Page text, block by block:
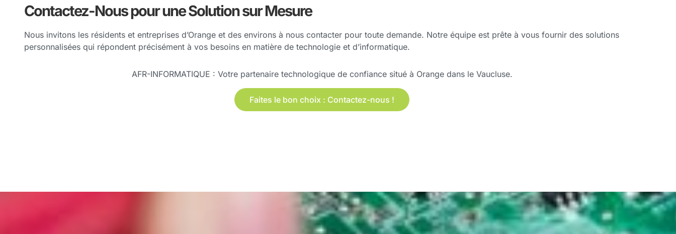
Contactez-Nous pour une Solution sur Mesure
Nous invitons les résidents et entreprises d’Orange et des environs à nous contacter pour toute demande. Notre équipe est prête à vous fournir des solutions
personnalisées qui répondent précisément à vos besoins en matière de technologie et d’informatique.
AFR-INFORMATIQUE : Votre partenaire technologique de confiance situé à Orange dans le Vaucluse.
Faites le bon choix : Contactez-nous !